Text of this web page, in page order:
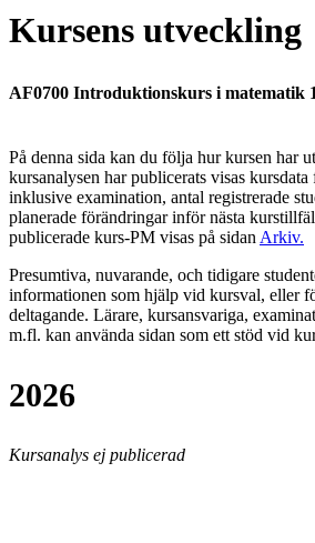
Kursens utveckling
AF0700 Introduktionskurs i matematik
På denna sida kan du följa hur kursen har
kursanalysen har publicerats visas
inklusive examination, antal registrerade
planerade förändringar inför nästa
publicerade kurs-PM visas på sidan Arkiv.
Presumtiva, nuvarande, och tidigare
informationen som hjälp vid kursval, eller
deltagande. Lärare, kursansvariga,
m.fl. kan använda sidan som ett stöd vid
2026
Kursanalys ej publicerad